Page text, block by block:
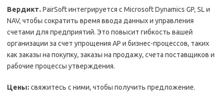
Вердикт. PairSoft интегрируется с Microsoft Dynamics GP, SL и
NAV, чтобы сократить время ввода данных и управления
счетами для предприятий. Это повысит гибкость вашей
организации за счет упрощения AP и бизнес-процессов, таких
как заказы на покупку, заказы на продажу, счета поставщиков и
рабочие процессы утверждения.
Цены: свяжитесь с ними, чтобы получить предложение.